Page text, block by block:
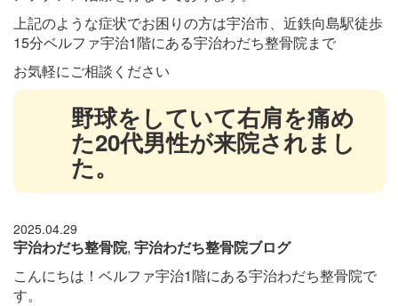
上記のような症状でお困りの方は宇治市、近鉄向島駅徒歩
15分ベルファ宇治1階にある宇治わだち整骨院まで
お気軽にご相談ください
野球をしていて右肩を痛め
た20代男性が来院されまし
た。
2025.04.29
宇治わだち整骨院, 宇治わだち整骨院ブログ
こんにちは！ベルファ宇治1階にある宇治わだち整骨院で
す。